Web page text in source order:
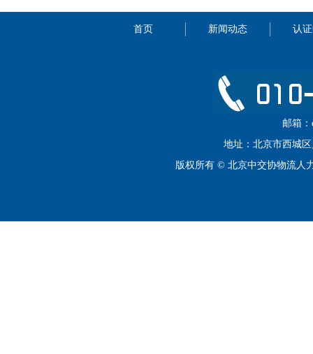
首页 新闻动态 认
邮箱：
地址：北京市西城区
版权所有 © 北京中交协物流人